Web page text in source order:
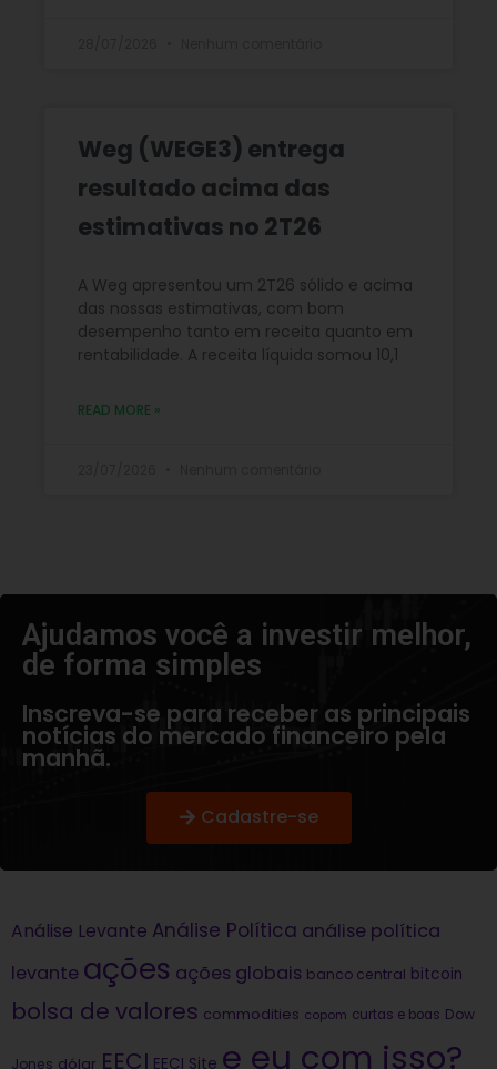
Weg (WEGE3) entrega
resultado acima das
estimativas no 2T26
A Weg apresentou um 2T26 sólido e acima
das nossas estimativas, com bom
desempenho tanto em receita quanto em
rentabilidade. A receita líquida somou 10,1
READ MORE »
Ajudamos você a investir melhor,
de forma simples​
Inscreva-se para receber as principais
notícias do mercado financeiro pela
manhã.
Cadastre-se
Análise Levante Análise Política análise política
levante ações ações globais banco central bitcoin
bolsa de valores commodities copom curtas e boas Dow
Jones dólar EECI EECI Site e eu com isso?